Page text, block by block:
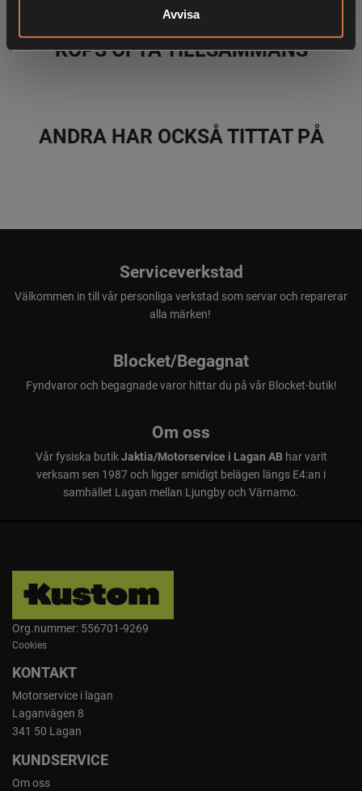
Avvisa
KÖPS OFTA TILLSAMMANS
ANDRA HAR OCKSÅ TITTAT PÅ
Serviceverkstad
Välkommen in till vår personliga verkstad som servar och reparerar
alla märken!
Blocket/Begagnat
Fyndvaror och begagnade varor hittar du på vår Blocket-butik!
Om oss
Vår fysiska butikJaktia/Motorservice i Lagan ABhar varit
verksam sen 1987 och ligger smidigt belägen längs E4:an i
samhället Lagan mellan Ljungby och Värnamo.
Org.nummer: 556701-9269
Cookies
KONTAKT
Motorservice i lagan
Laganvägen 8
341 50 Lagan
KUNDSERVICE
Om oss